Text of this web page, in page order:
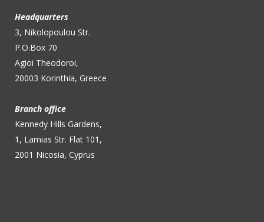
Headquarters
3, Nikolopoulou Str.
P.O.Box 70
Agioi Theodoroi,
20003 Korinthia, Greece
Branch office
Kennedy Hills Gardens,
1, Lamias Str. Flat 101,
2001 Nicosia, Cyprus